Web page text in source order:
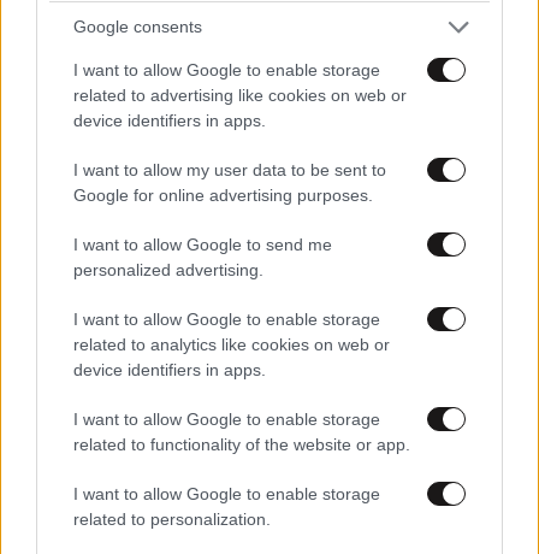
Google consents
I want to allow Google to enable storage
related to advertising like cookies on web or
device identifiers in apps.
I want to allow my user data to be sent to
Google for online advertising purposes.
I want to allow Google to send me
personalized advertising.
I want to allow Google to enable storage
related to analytics like cookies on web or
device identifiers in apps.
I want to allow Google to enable storage
related to functionality of the website or app.
I want to allow Google to enable storage
related to personalization.